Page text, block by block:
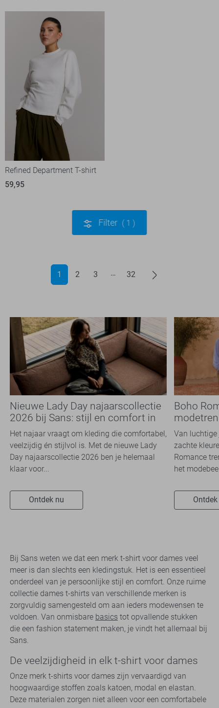
Refined Department T-shirt
59,95
Filter 1
1 2 3 32
Nieuwe Lady Day najaarscollectie
2026 bij Sans: stijl en comfort in
travelkwaliteit
Het najaar vraagt om kleding die comfortabel,
veelzijdig én stijlvol is. Met de nieuwe Lady
Day najaarscollectie 2026 ben je helemaal
klaar voor...
Ontdek nu
Boho
overal
Van luchtige
zachte
Romance
het
Bij Sans weten we dat een merk t-shirt voor dames veel
meer is dan slechts een kledingstuk. Het is een essentieel
onderdeel van je persoonlijke stijl en comfort. Onze ruime
collectie dames t-shirts van verschillende merken is
zorgvuldig samengesteld om aan ieders modewensen te
voldoen. Van onmisbare basics tot opvallende stukken
die een fashion statement maken, je vindt het allemaal bij
Sans.
De veelzijdigheid in elk t-shirt voor dames
Onze merk t-shirts voor dames zijn vervaardigd van
hoogwaardige stoffen zoals katoen, modal en elastan.
Deze materialen zorgen niet alleen voor een comfortabele